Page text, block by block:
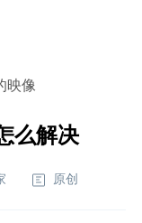
映像
么解决
原创